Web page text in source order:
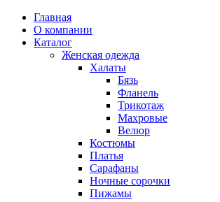
Главная
О компании
Каталог
Женская одежда
Халаты
Бязь
Фланель
Трикотаж
Махровые
Велюр
Костюмы
Платья
Сарафаны
Ночные сорочки
Пижамы